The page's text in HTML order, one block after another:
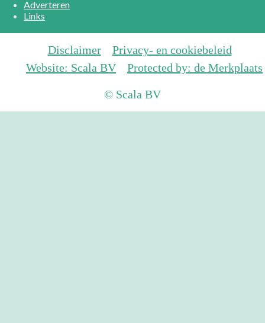
Adverteren
Links
Disclaimer
Privacy- en cookiebeleid
Website: Scala BV
Protected by: de Merkplaats
© Scala BV